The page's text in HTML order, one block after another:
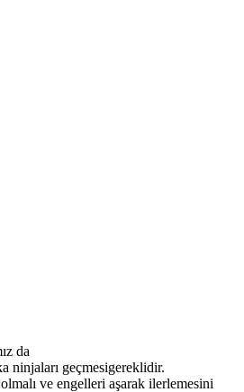
da
ninjaları geçmesigereklidir.
ve engelleri aşarak ilerlemesini